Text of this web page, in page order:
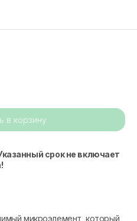
в корзину
срок не включает
микроэлемент, который